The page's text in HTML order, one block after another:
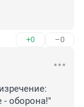
+0 –0
- оборона!"